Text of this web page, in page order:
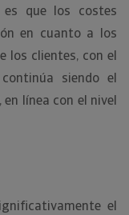
es que los costes
en cuanto a los
los clientes, con el
siendo el
línea con el nivel
el